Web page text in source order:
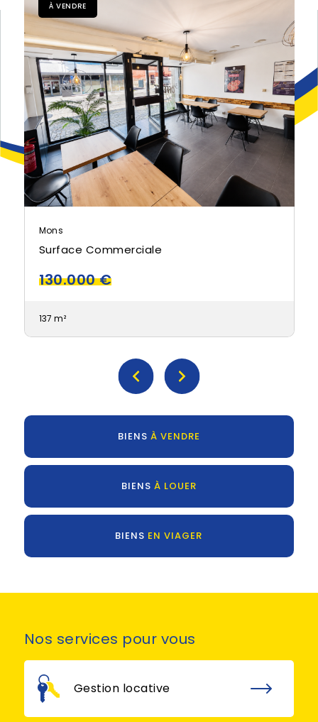
À VENDRE
Mons
Surface Commerciale
130.000 €
137 m²
BIENS À VENDRE
BIENS À LOUER
BIENS EN VIAGER
Nos services pour vous
Gestion locative